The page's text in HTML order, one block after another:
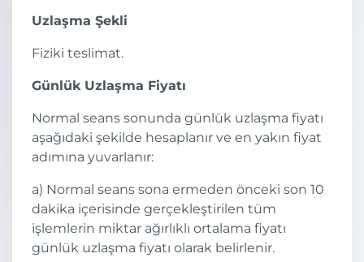
Uzlaşma Şekli
Fiziki teslimat.
Günlük Uzlaşma Fiyatı
Normal seans sonunda günlük uzlaşma fiyatı
aşağıdaki şekilde hesaplanır ve en yakın fiyat
adımına yuvarlanır:
a) Normal seans sona ermeden önceki son 10
dakika içerisinde gerçekleştirilen tüm
işlemlerin miktar ağırlıklı ortalama fiyatı
günlük uzlaşma fiyatı olarak belirlenir.